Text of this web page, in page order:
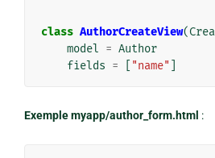
class AuthorCreateView(
model = Author
fields = "name"
Exemple myapp/author_form.html :